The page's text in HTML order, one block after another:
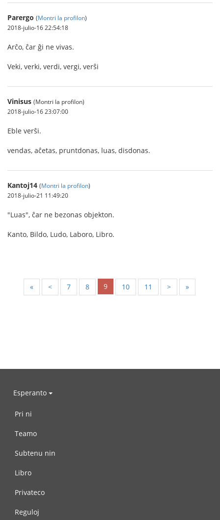
Parergo (Montri la profilon)
2018-julio-16 22:54:18
Arĉo, ĉar ĝi ne vivas.
Veki, verki, verdi, vergi, verŝi
Vinisus (Montri la profilon)
2018-julio-16 23:07:00
Eble verŝi.
vendas, aĉetas, pruntdonas, luas, disdonas.
Kantoj14 (Montri la profilon)
2018-julio-21 11:49:20
"Luas", ĉar ne bezonas objekton.
Kanto, Bildo, Ludo, Laboro, Libro.
« < 7 8 9 10 11 > »
Esperanto
Pri ni
Teamo
Subtenu nin
Libro
Privateco
Reguloj